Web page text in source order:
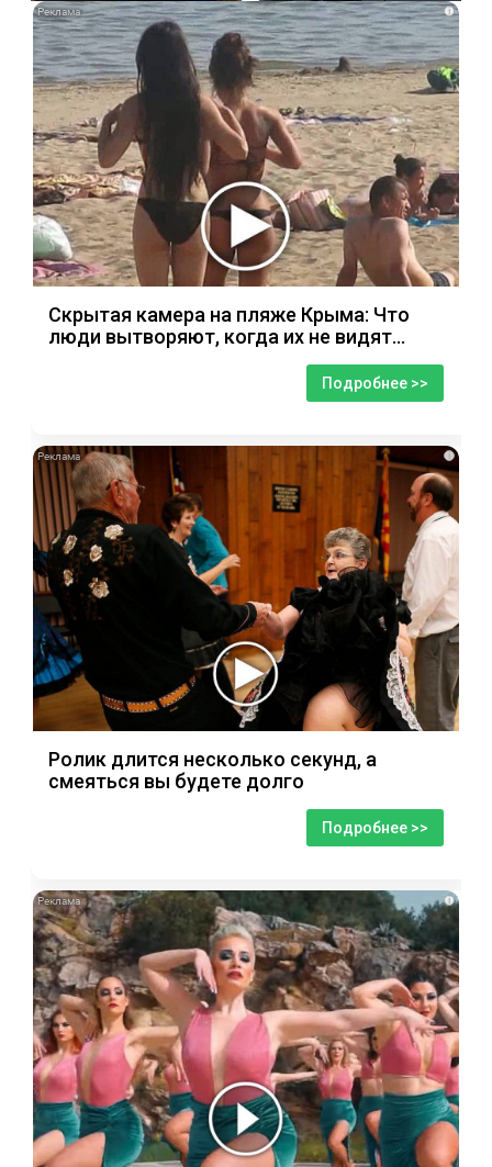
i
Скрытая камера на пляже Крыма: Что
люди вытворяют, когда их не видят...
Подробнее >>
i
Ролик длится несколько секунд, а
смеяться вы будете долго
Подробнее >>
i